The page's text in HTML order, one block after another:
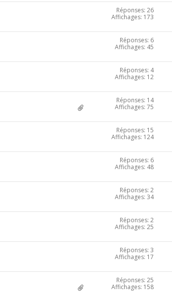
Réponses: 26
Affichages: 173
Réponses: 6
Affichages: 45
Réponses: 4
Affichages: 12
Réponses: 14
Affichages: 75
Réponses: 15
Affichages: 124
Réponses: 6
Affichages: 48
Réponses: 2
Affichages: 34
Réponses: 2
Affichages: 25
Réponses: 3
Affichages: 17
Réponses: 25
Affichages: 158